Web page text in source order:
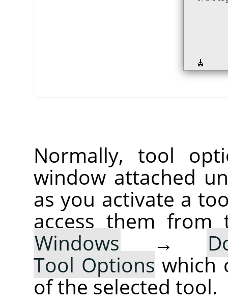
Normally, tool
window attached
as you activate a
access them from
Windows →
Tool Options which
of the selected tool.